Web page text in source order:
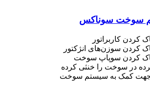
سوخت سوناکس
کردن کاربراتور
کردن سوزن‌های انژکتور
کردن سوپاپ سوخت
در سوخت را خنثی کرده
جهت کمک به سیستم سوخت